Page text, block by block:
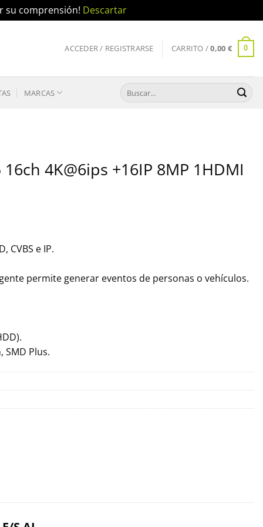
su comprensión! Descartar
ACCEDER / REGISTRARSE CARRITO /0,00 € 0
MARCAS
Buscar
por:
4K@6ips +16IP 8MP 1HDMI
CVBS e IP.
permite generar eventos de personas o vehículos.
SMD Plus.